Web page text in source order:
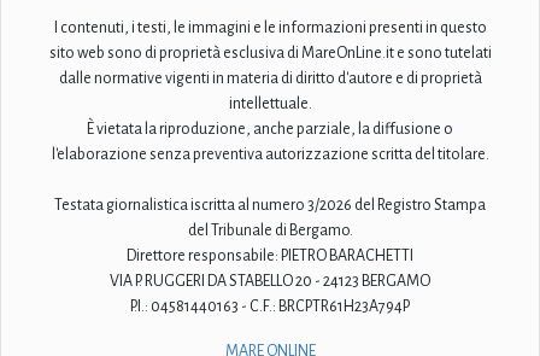
I contenuti, i testi, le immagini e le informazioni presenti in questo
sito web sono di proprietà esclusiva di MareOnLine.it e sono tutelati
dalle normative vigenti in materia di diritto d'autore e di proprietà
intellettuale.
È vietata la riproduzione, anche parziale, la diffusione o
l'elaborazione senza preventiva autorizzazione scritta del titolare.
Testata giornalistica iscritta al numero 3/2026 del Registro Stampa
del Tribunale di Bergamo.
Direttore responsabile: PIETRO BARACHETTI
VIA P. RUGGERI DA STABELLO 20 - 24123 BERGAMO
P.I.: 04581440163 - C.F.: BRCPTR61H23A794P
MARE ONLINE